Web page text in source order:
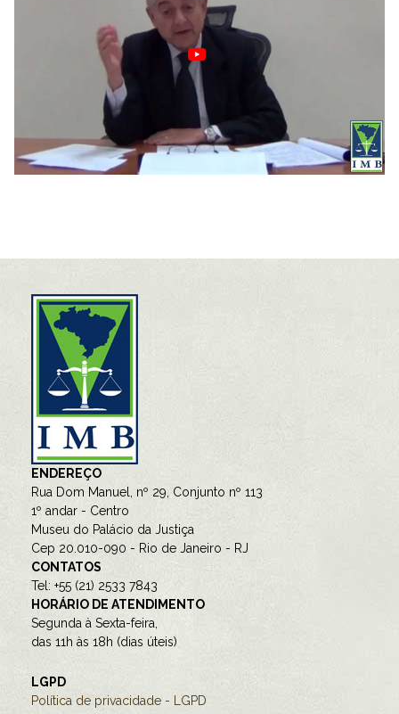
ENDEREÇO
Rua Dom Manuel, nº 29, Conjunto nº 113
1º andar - Centro
Museu do Palácio da Justiça
Cep 20.010-090 - Rio de Janeiro - RJ
CONTATOS
Tel: +55 (21) 2533 7843
HORÁRIO DE ATENDIMENTO
Segunda à Sexta-feira,
das 11h às 18h (dias úteis)
LGPD
Política de privacidade - LGPD